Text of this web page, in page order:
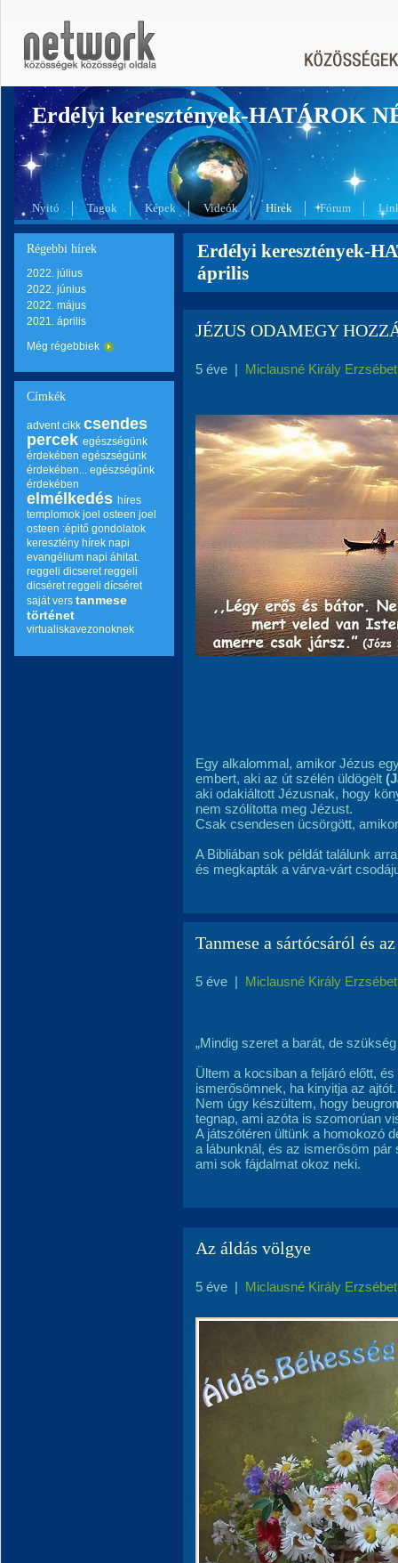
Erdélyi keresztények-HATÁROK
Nyitó Tagok Képek Videók Hírek Fórum
Régebbi hírek
2022. július
2022. június
2022. május
2021. április
Még régebbiek
Címkék
advent cikk csendes
percek egészségünk
érdekében egészségünk
érdekében... egészségűnk
érdekében
elmélkedés híres
templomok joel osteen joel
osteen :épitő gondolatok
keresztény hírek napi
evangélium napi áhitat.
reggeli dicseret reggeli
dicséret reggeli dícséret
saját vers tanmese
történet
virtualiskavezonoknek
Erdélyi keresztények-
április
JÉZUS ODAMEGY
5 éve | Miclausné Király Erzsébet
Egy alkalommal, amikor Jézus
embert, aki az út szélén üldögélt
aki odakiáltott Jézusnak, hogy
nem szólította meg Jézust.
Csak csendesen ücsörgött,
A Bibliában sok példát találunk
és megkapták a várva-várt
Tanmese a sártócsáról és
5 éve | Miclausné Király Erzsébet
„Mindig szeret a barát, de
Ültem a kocsiban a feljáró előtt,
ismerősömnek, ha kinyitja az ajtót.
Nem úgy készültem, hogy
tegnap, ami azóta is szomorúan
A játszótéren ültünk a homokozó
a lábunknál, és az ismerősöm
ami sok fájdalmat okoz neki.
Az áldás völgye
5 éve | Miclausné Király Erzsébet